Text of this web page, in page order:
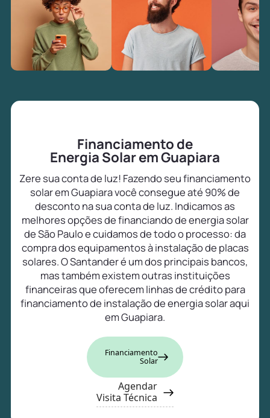
Financiamento de
Energia Solar em Guapiara
Zere sua conta de luz! Fazendo seu financiamento
solar em Guapiara você consegue até 90% de
desconto na sua conta de luz. Indicamos as
melhores opções de financiando de energia solar
de São Paulo e cuidamos de todo o processo: da
compra dos equipamentos à instalação de placas
solares. O Santander é um dos principais bancos,
mas também existem outras instituições
financeiras que oferecem linhas de crédito para
financiamento de instalação de energia solar aqui
em Guapiara.
Financiamento
Solar
Agendar
Visita Técnica